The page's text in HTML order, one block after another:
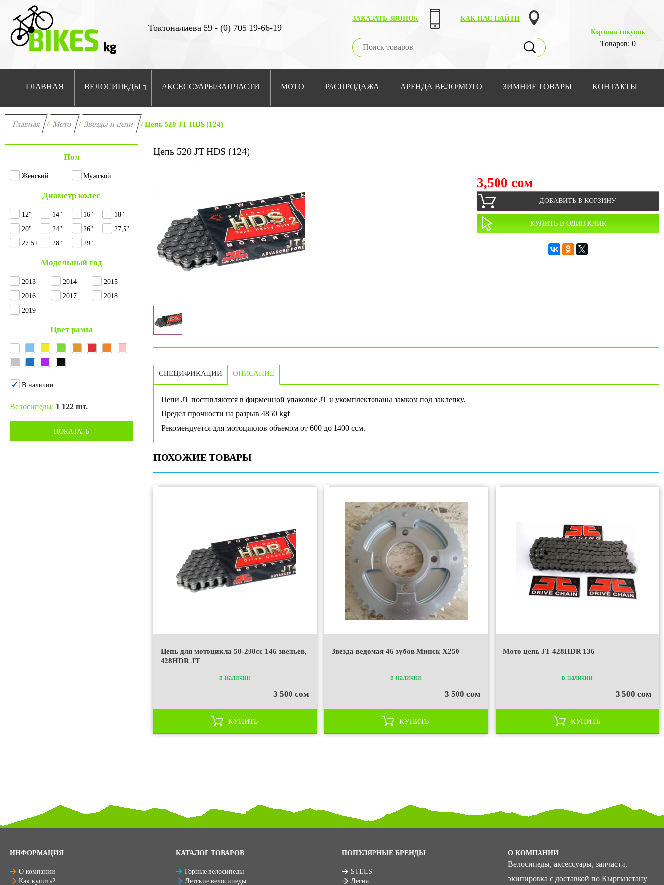
Токтоналиева 59 - (0) 705 19-66-19
ЗАКАЗАТЬ ЗВОНОК
КАК НАС НАЙТИ
Корзина покупок
Товаров: 0
ГЛАВНАЯ ВЕЛОСИПЕДЫ АКСЕССУАРЫ/ЗАПЧАСТИ МОТО РАСПРОДАЖА АРЕНДА ВЕЛО/МОТО ЗИМНИЕ ТОВАРЫ КОНТАКТЫ
Главная / Мото / Звезды и цепи / Цепь 520 JT HDS (124)
Пол
Женский Мужской
Диаметр колес
12" 14" 16"
18"
20"
24" 26"
27,5"
27.5+
28" 29"
Модельный год
2013 2014
2015
2016
2017
2018
2019
Цвет рамы
В наличии
Велосипеды: 1 122 шт.
ПОКАЗАТЬ
Цепь 520 JT HDS (124)
3,500 сом
ДОБАВИТЬ В КОРЗИНУ
КУПИТЬ В ОДИН КЛИК
СПЕЦИФИКАЦИИ ОПИСАНИЕ
Цепи JT поставляются в фирменной упаковке JT и укомплектованы замком под заклепку.
Предел прочности на разрыв 4850 kgf
Рекомендуется для мотоциклов объемом от 600 до 1400 ссм.
ПОХОЖИЕ ТОВАРЫ
Цепь для мотоцикла 50-200сс 146 звеньев,
428HDR JT
в наличии
3 500 сом
КУПИТЬ
Звезда ведомая 46 зубов Минск Х250
в наличии
3 500 сом
КУПИТЬ
Мото цепь JT 428HDR 136
в наличии
3 500 сом
КУПИТЬ
ИНФОРМАЦИЯ
О компании
Как купить?
КАТАЛОГ ТОВАРОВ
Горные велосипеды
Детские велосипеды
ПОПУЛЯРНЫЕ БРЕНДЫ
STELS
Десна
О КОМПАНИИ
Велосипеды, аксессуары, запчасти,
экипировка с доставкой по Кыргызстану